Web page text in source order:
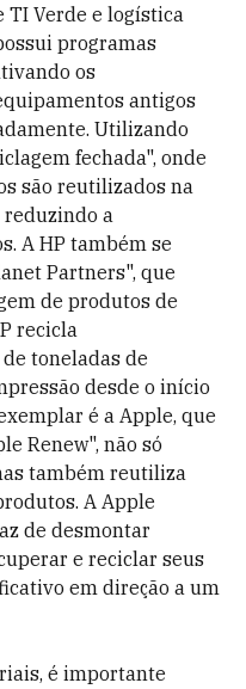
TI Verde e logística
programas
os
antigos
Utilizando
fechada", onde
são reutilizados na
reduzindo a
A HP também se
Partners", que
de produtos de
recicla
toneladas de
desde o início
é a Apple, que
Renew", não só
também reutiliza
A Apple
de desmontar
e reciclar seus
em direção a um
é importante